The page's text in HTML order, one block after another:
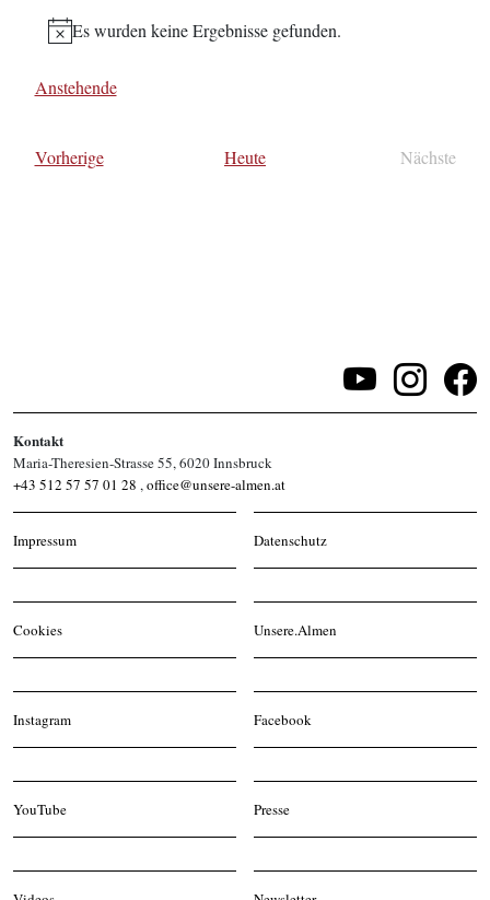
Hinweis
Es wurden keine Ergebnisse gefunden.
Anstehende
VorherigeVeranstaltungen Heute
Nächste
Kontakt
Maria-Theresien-Strasse 55, 6020 Innsbruck
+43 512 57 57 01 28 ,office@unsere-almen.at
Impressum Datenschutz
Cookies Unsere.Almen
Instagram Facebook
YouTube Presse